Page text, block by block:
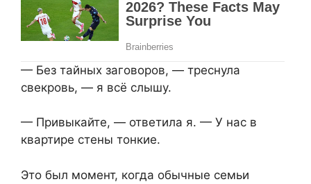
— Без тайных заговоров, — треснула
свекровь, — я всё слышу.
— Привыкайте, — ответила я. — У нас в
квартире стены тонкие.
Это был момент, когда обычные семьи